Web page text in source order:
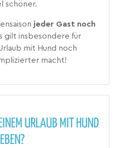
schöner.
jeder Gast noch
gilt insbesondere für
mit Hund noch
macht!
URLAUB MIT HUND